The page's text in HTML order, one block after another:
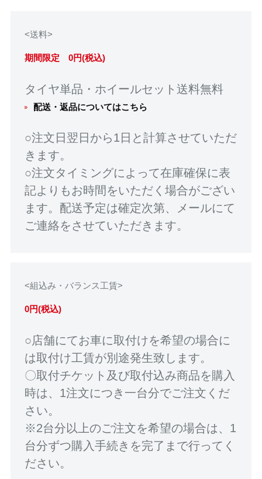
<送料>
期間限定 0円(税込)
タイヤ単品・ホイールセット送料無料
配送・返品についてはこちら
○注文日翌日から1日と計算させていただ
きます。
○注文タイミングによって在庫確保に表
記よりもお時間をいただく場合がござい
ます。配送予定は確定次第、メールにて
ご連絡をさせていただきます。
<組込み・バランス工賃>
0円(税込)
○店舗にてお車に取付けを希望の場合に
は取付け工賃が別途発生致します。
〇取付チケット及び取付込み商品を購入
時は、1注文につき一台分でご注文くだ
さい。
※2台分以上のご注文を希望の場合は、1
台分ずつ購入手続きを完了まで行ってく
ださい。